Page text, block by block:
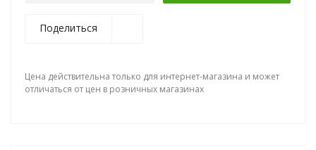
Поделиться
Цена действительна только для интернет-магазина и может
отличаться от цен в розничных магазинах